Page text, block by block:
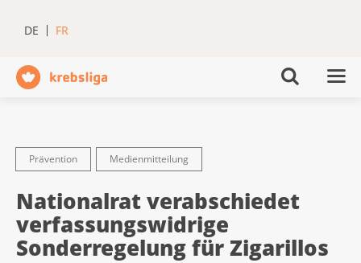
DE FR
Prävention Medienmitteilung
Nationalrat verabschiedet
verfassungswidrige
Sonderregelung für Zigarillos